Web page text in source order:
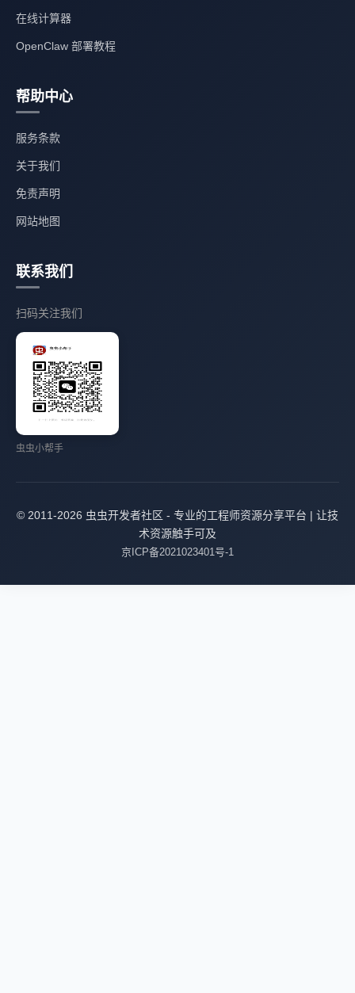
在线计算器
OpenClaw 部署教程
帮助中心
服务条款
关于我们
免责声明
网站地图
联系我们
扫码关注我们
虫虫小帮手
© 2011-2026 虫虫开发者社区 - 专业的工程师资源分享平台 | 让技
术资源触手可及
京ICP备2021023401号-1